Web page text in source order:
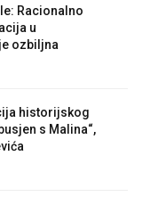
Racionalno
u
ozbiljna
historijskog
s Malina“,